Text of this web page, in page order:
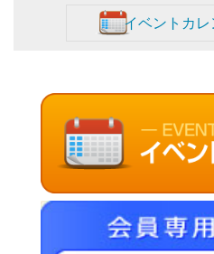
イベントカ